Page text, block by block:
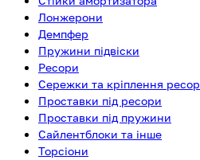
Лонжерони
Демпфер
Пружини підвіски
Ресори
Сережки та кріплення ресор
Проставки під ресори
Проставки під пружини
Сайлентблоки та інше
Торсіони